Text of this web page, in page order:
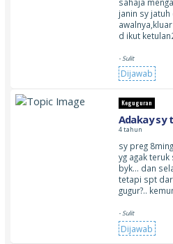
janin sy
d ikut
- Sulit
Dijawab
Keguguran
Adakay sy
4 tahun
sy preg
yg agak
byk… dan
tetapi spt
gugur?..
- Sulit
Dijawab